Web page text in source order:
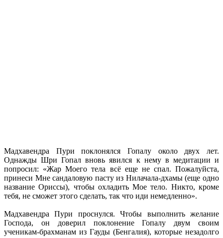
Мадхавендра Пури поклонялся Гопалу около двух лет.
Однажды Шри Гопал вновь явился к нему в медитации и
попросил: «Жар Моего тела всё еще не спал. Пожалуйста,
принеси Мне сандаловую пасту из Нилачала-дхамы (еще одно
название Ориссы), чтобы охладить Мое тело. Никто, кроме
тебя, не сможет этого сделать, так что иди немедленно».
Мадхавендра Пури проснулся. Чтобы выполнить желание
Господа, он доверил поклонение Гопалу двум своим
ученикам-брахманам из Гауды (Бенгалия), которые незадолго